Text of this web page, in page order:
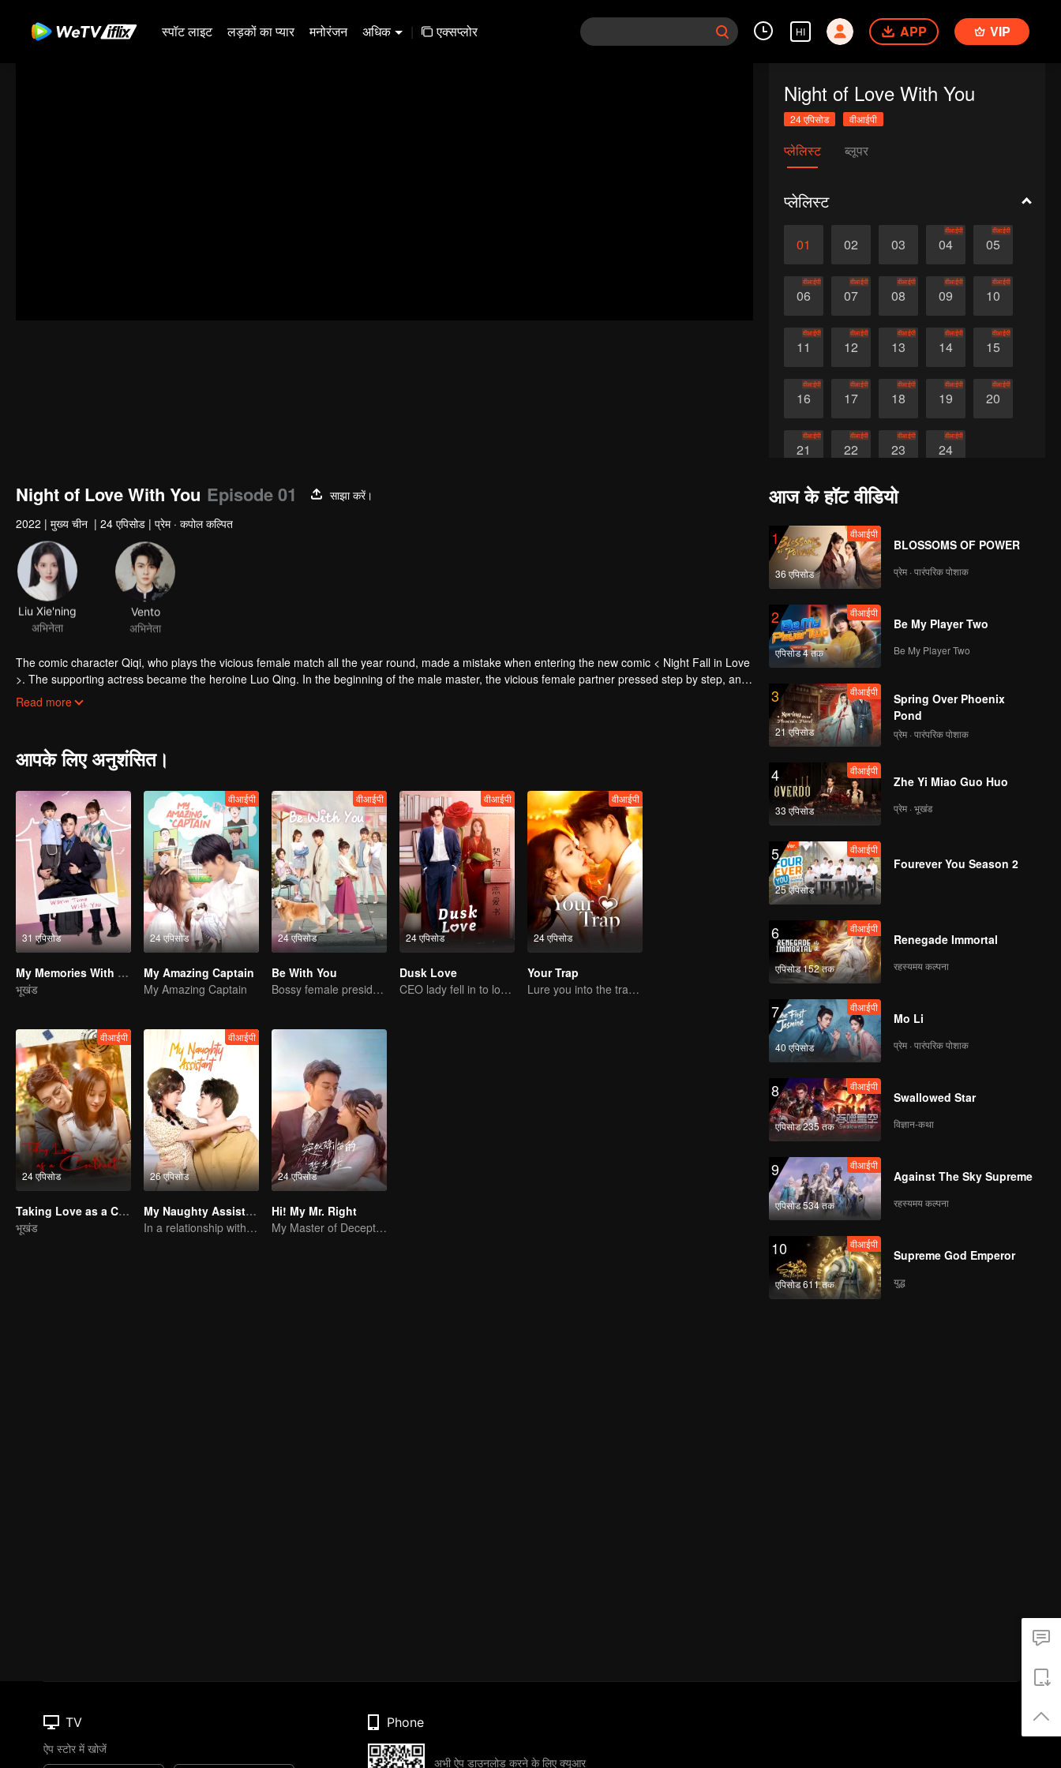
स्पॉट लाइट लड़कों का प्यार मनोरंजन अधिक | एक्सप्लोर HI APP VIP
Night of Love With You
24 एपिसोड वीआईपी
प्लेलिस्ट ब्लूपर
प्लेलिस्ट
01 02 03 04
वीआईपी
05
वीआईपी
06
वीआईपी
07
वीआईपी
08
वीआईपी
09
वीआईपी
10
वीआईपी
11
वीआईपी
12
वीआईपी
13
वीआईपी
14
वीआईपी
15
वीआईपी
16
वीआईपी
17
वीआईपी
18
वीआईपी
19
वीआईपी
20
वीआईपी
21
वीआईपी
22
वीआईपी
23
वीआईपी
24
वीआईपी
Night of Love With You Episode 01
साझा करें।
2022 | मुख्य चीन | 24 एपिसोड | प्रेम · कपोल कल्पित
Liu Xie'ning
अभिनेता
Vento
अभिनेता
The comic character Qiqi, who plays the vicious female match all the year round, made a mistake when entering the new comic < Night Fall in Love
>. The supporting actress became the heroine Luo Qing. In the beginning of the male master, the vicious female partner pressed step by step, and
the male villain did not In the case of a love line, Qiqi completed self-rescue and finally found his own happiness.
Read more
आपके लिए अनुशंसित।
31 एपिसोड
My Memories With You
भूखंड
24 एपिसोड
वीआईपी
My Amazing Captain
My Amazing Captain
24 एपिसोड
वीआईपी
Be With You
Bossy female president flirts with arrogant childe.
24 एपिसोड
वीआईपी
Dusk Love
CEO lady fell in to love contract
24 एपिसोड
वीआईपी
Your Trap
Lure you into the trap with love as bait
24 एपिसोड
वीआईपी
Taking Love as a Contract
भूखंड
26 एपिसोड
वीआईपी
My Naughty Assistant
In a relationship with an idol
24 एपिसोड
Hi! My Mr. Right
My Master of Deception Girlfriend
आज के हॉट वीडियो
1
36 एपिसोड
वीआईपी
BLOSSOMS OF POWER
प्रेम · पारंपरिक पोशाक
2
एपिसोड 4 तक
वीआईपी
Be My Player Two
Be My Player Two
3
21 एपिसोड
वीआईपी
Spring Over Phoenix
Pond
प्रेम · पारंपरिक पोशाक
4
33 एपिसोड
वीआईपी
Zhe Yi Miao Guo Huo
प्रेम · भूखंड
5
25 एपिसोड
वीआईपी
Fourever You Season 2
6
एपिसोड 152 तक
वीआईपी
Renegade Immortal
रहस्यमय कल्पना
7
40 एपिसोड
वीआईपी
Mo Li
प्रेम · पारंपरिक पोशाक
8
एपिसोड 235 तक
वीआईपी
Swallowed Star
विज्ञान-कथा
9
एपिसोड 534 तक
वीआईपी
Against The Sky Supreme
रहस्यमय कल्पना
10
एपिसोड 611 तक
वीआईपी
Supreme God Emperor
युद्ध
TV
ऐप स्टोर में खोजें
Phone
अभी ऐप डाउनलोड करने के लिए क्यूआर